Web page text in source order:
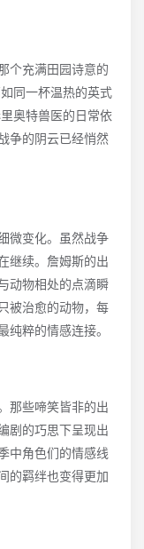
个充满田园诗意的
同一杯温热的英式
奥特兽医的日常依
争的阴云已经悄然
微变化。虽然战争
继续。詹姆斯的出
动物相处的点滴瞬
被治愈的动物，每
粹的情感连接。
那些啼笑皆非的出
剧的巧思下呈现出
中角色们的情感线
的羁绊也变得更加